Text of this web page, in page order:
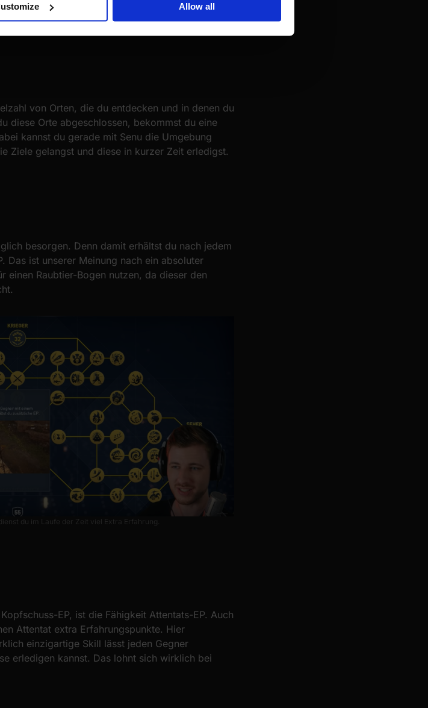
collected from your use of their services.
Allow all
dir eine Vielzahl von EP bringen.
von Orten, die du entdecken und in denen du
diese Orte abgeschlossen, bekommst du eine
kannst du gerade mit Senu die Umgebung
Ziele gelangst und diese in kurzer Zeit erledigst.
besorgen. Denn damit erhältst du nach jedem
Das ist unserer Meinung nach ein absoluter
einen Raubtier-Bogen nutzen, da dieser den
du im Laufe der Zeit viel Extra Erfahrung.
EP, ist die Fähigkeit Attentats-EP. Auch
Attentat extra Erfahrungspunkte. Hier
einzigartige Skill lässt jeden Gegner
erledigen kannst. Das lohnt sich wirklich bei